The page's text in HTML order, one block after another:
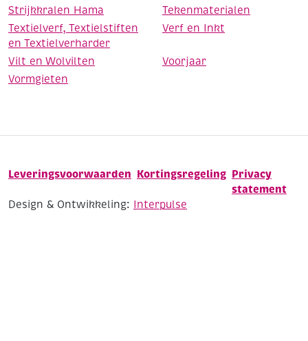
Strijkkralen Hama
Tekenmaterialen
Textielverf, Textielstiften
en Textielverharder
Verf en Inkt
Vilt en Wolvilten
Voorjaar
Vormgieten
Leveringsvoorwaarden Kortingsregeling Privacy
statement
Design & Ontwikkeling: Interpulse